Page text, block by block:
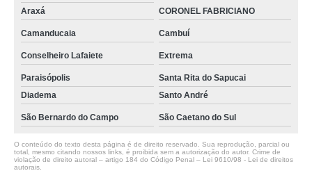
Araxá
CORONEL FABRICIANO
Camanducaia Cambuí
Conselheiro Lafaiete Extrema
Paraisópolis
Santa Rita do Sapucai
Diadema
Santo André
São Bernardo do Campo São Caetano do Sul
O conteúdo do texto desta página é de direito reservado. Sua reprodução, parcial ou
total, mesmo citando nossos links, é proibida sem a autorização do autor. Crime de
violação de direito autoral – artigo 184 do Código Penal – Lei 9610/98 - Lei de direitos
autorais